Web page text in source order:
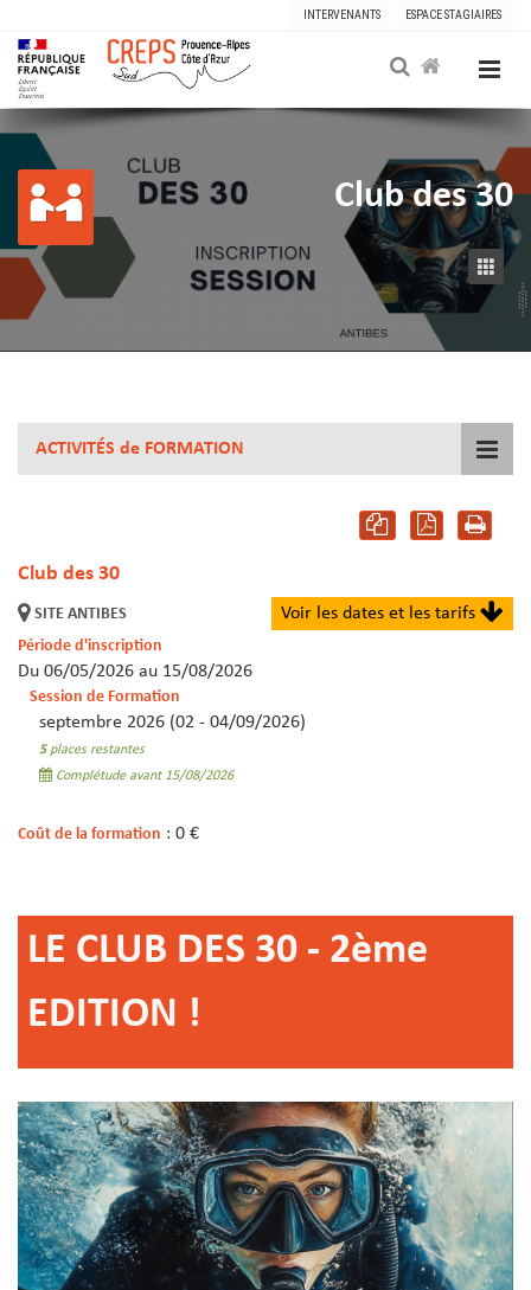
INTERVENANTS ESPACE STAGIAIRES
Club des 30
ACTIVITÉS de FORMATION
Club des 30
Voir les dates et les tarifs
SITE ANTIBES
Période d'inscription
Du 06/05/2026 au 15/08/2026
Session de Formation
septembre 2026 (02 - 04/09/2026)
5places restantes
Complétude avant 15/08/2026
Coût de la formation : 0 €
LE CLUB DES 30 - 2ème
EDITION !